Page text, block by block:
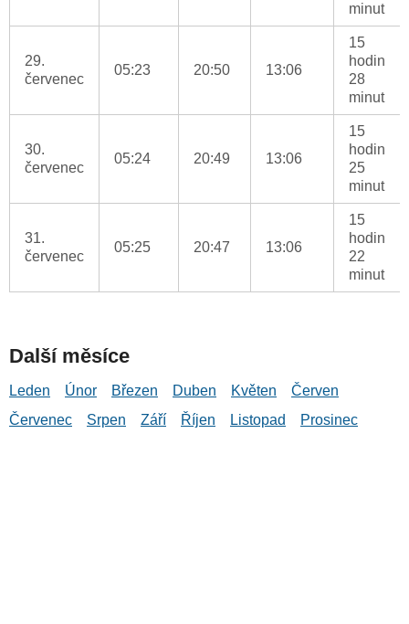
minut
29.
červenec
05:23 20:50 13:06
15
hodin
28
minut
30.
červenec
05:24 20:49 13:06
15
hodin
25
minut
31.
červenec
05:25 20:47 13:06
15
hodin
22
minut
Další měsíce
Leden Únor Březen Duben Květen
Červen
Červenec
Srpen Září Říjen Listopad Prosinec